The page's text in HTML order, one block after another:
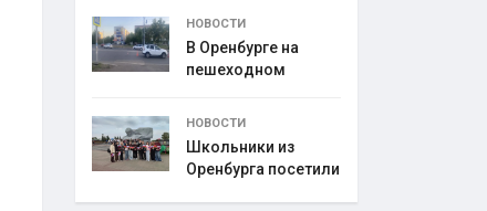
НОВОСТИ
В Оренбурге на
пешеходном
НОВОСТИ
Школьники из
Оренбурга посетили